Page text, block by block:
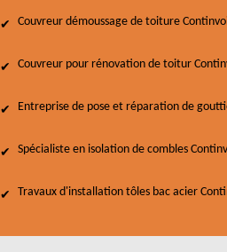
Couvreur démoussage de toiture
Couvreur pour rénovation de toitur
Entreprise de pose et réparation de
Spécialiste en isolation de combles
Travaux d'installation tôles bac acier